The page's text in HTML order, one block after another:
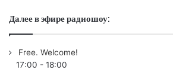
05. Shapov – Cornerstone /ARMADA/
07. Eximinds – Solveig’s Song /SUANDA/
Далее в эфире радиошоу:
Free. Welcome!
17:00 - 18:00